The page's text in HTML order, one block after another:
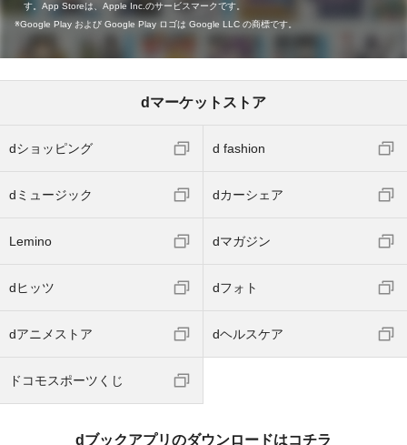
す。App Storeは、Apple Inc.のサービスマークです。
Google Play および Google Play ロゴは Google LLC の商標です。
dマーケットストア
dショッピング d fashion
dミュージック dカーシェア
Lemino dマガジン
dヒッツ dフォト
dアニメストア dヘルスケア
ドコモスポーツくじ
dブックアプリのダウンロードはコチラ